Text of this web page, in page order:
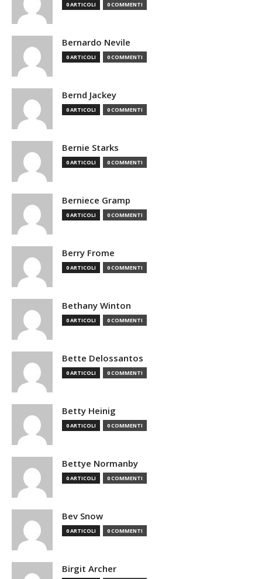
0 ARTICOLI 0 COMMENTI
Bernardo Nevile
0 ARTICOLI 0 COMMENTI
Bernd Jackey
0 ARTICOLI 0 COMMENTI
Bernie Starks
0 ARTICOLI 0 COMMENTI
Berniece Gramp
0 ARTICOLI 0 COMMENTI
Berry Frome
0 ARTICOLI 0 COMMENTI
Bethany Winton
0 ARTICOLI 0 COMMENTI
Bette Delossantos
0 ARTICOLI 0 COMMENTI
Betty Heinig
0 ARTICOLI 0 COMMENTI
Bettye Normanby
0 ARTICOLI 0 COMMENTI
Bev Snow
0 ARTICOLI 0 COMMENTI
Birgit Archer